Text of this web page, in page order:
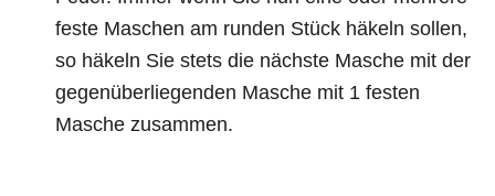
feste Maschen am runden Stück häkeln sollen,
so häkeln Sie stets die nächste Masche mit der
gegenüberliegenden Masche mit 1 festen
Masche zusammen.